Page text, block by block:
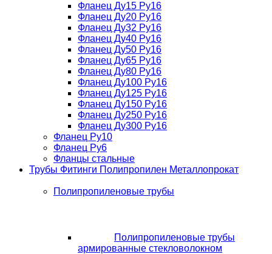
Фланец Ду15 Ру16
Фланец Ду20 Ру16
Фланец Ду32 Ру16
Фланец Ду40 Ру16
Фланец Ду50 Ру16
Фланец Ду65 Ру16
Фланец Ду80 Ру16
Фланец Ду100 Ру16
Фланец Ду125 Ру16
Фланец Ду150 Ру16
Фланец Ду250 Ру16
Фланец Ду300 Ру16
Фланец Ру10
Фланец Ру6
Фланцы стальные
Трубы Фитинги Полипропилен Металлопрокат
Полипропиленовые трубы
Полипропиленовые трубы
армированные стекловолокном